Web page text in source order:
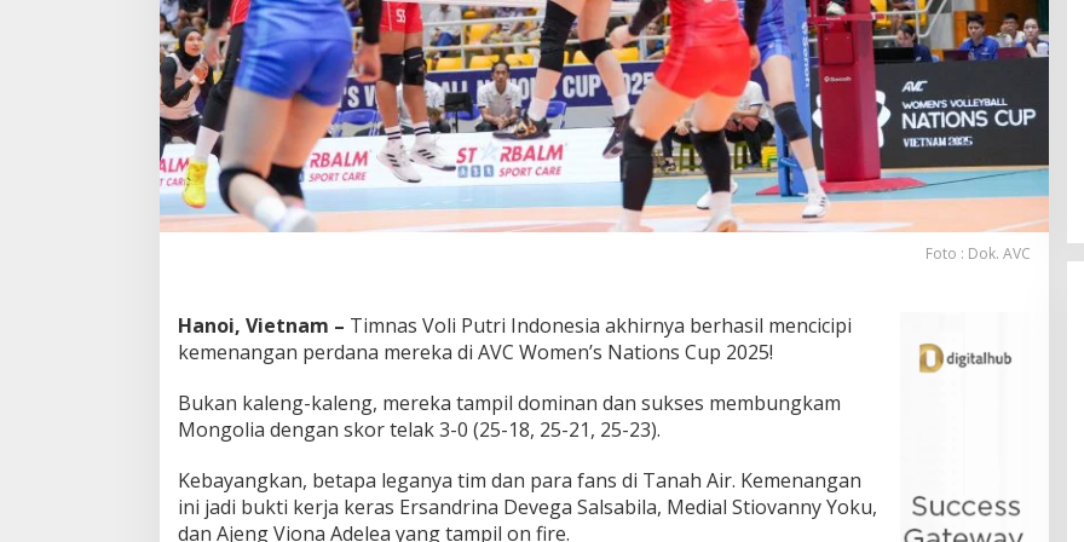
o
n
g
o
l
i
a
d
i
A
V
m
e
s
N
t
i
o
Foto : Dok. AVC
Hanoi, Vietnam – Timnas Voli Putri Indonesia akhirnya berhasil mencicipi
kemenangan perdana mereka di AVC Women’s Nations Cup 2025!
Bukan kaleng-kaleng, mereka tampil dominan dan sukses membungkam
Mongolia dengan skor telak 3-0 (25-18, 25-21, 25-23).
Kebayangkan, betapa leganya tim dan para fans di Tanah Air. Kemenangan
ini jadi bukti kerja keras Ersandrina Devega Salsabila, Medial Stiovanny Yoku,
dan Ajeng Viona Adelea yang tampil on fire.